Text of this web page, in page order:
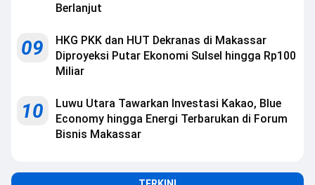
Berlanjut
09
HKG PKK dan HUT Dekranas di Makassar
Diproyeksi Putar Ekonomi Sulsel hingga Rp100
Miliar
10
Luwu Utara Tawarkan Investasi Kakao, Blue
Economy hingga Energi Terbarukan di Forum
Bisnis Makassar